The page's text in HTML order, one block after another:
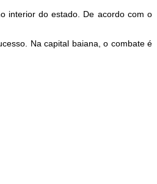
interior do estado. De acordo com o
Na capital baiana, o combate é